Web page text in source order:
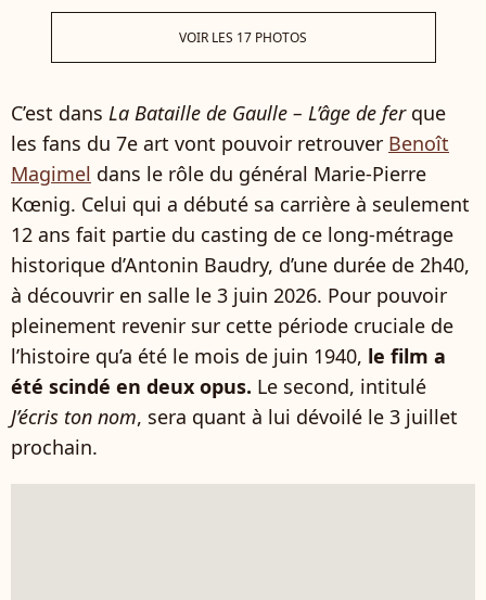
VOIR LES 17 PHOTOS
C’est dans La Bataille de Gaulle – L’âge de ferque
les fans du 7e art vont pouvoir retrouver Benoît
Magimel dans le rôle du général Marie-Pierre
Kœnig. Celui qui a débuté sa carrière à seulement
12 ans fait partie du casting de ce long-métrage
historique d’Antonin Baudry, d’une durée de 2h40,
à découvrir en salle le 3 juin 2026. Pour pouvoir
pleinement revenir sur cette période cruciale de
l’histoire qu’a été le mois de juin 1940, le film a
été scindé en deux opus. Le second, intitulé
J’écris ton nom, sera quant à lui dévoilé le 3 juillet
prochain.